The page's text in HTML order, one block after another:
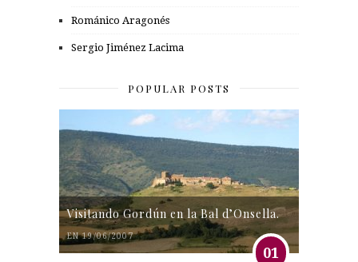
Románico Aragonés
Sergio Jiménez Lacima
POPULAR POSTS
Visitando Gordún en la Bal d’Onsella.
EN 19/06/2007
01